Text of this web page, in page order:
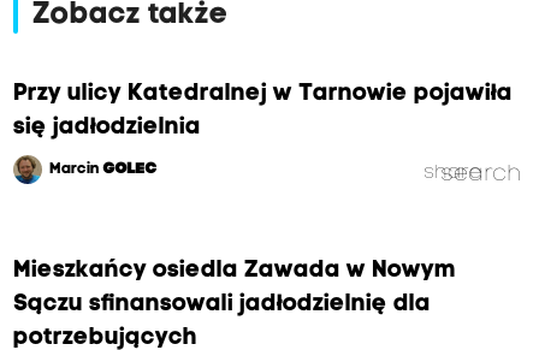
Zobacz także
Przy ulicy Katedralnej w Tarnowie pojawiła
się jadłodzielnia
MarcinGOLEC share
search
Mieszkańcy osiedla Zawada w Nowym
Sączu sfinansowali jadłodzielnię dla
potrzebujących